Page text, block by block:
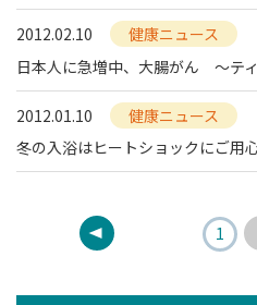
2012.02.10
健康ニュース
日本人に急増中、大腸がん ～テ
2012.01.10
健康ニュース
冬の入浴はヒートショックにご
1